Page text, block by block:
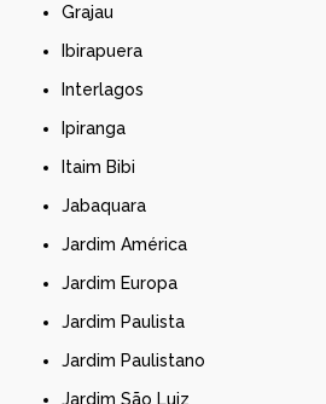
Grajau
Ibirapuera
Interlagos
Ipiranga
Itaim Bibi
Jabaquara
Jardim América
Jardim Europa
Jardim Paulista
Jardim Paulistano
Jardim São Luiz